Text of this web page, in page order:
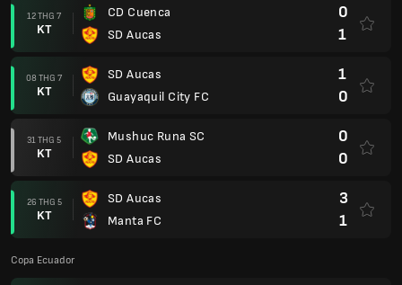
12 THG 7
KT
CD Cuenca
SD Aucas
0
1
08 THG 7
KT
SD Aucas
Guayaquil City FC
1
0
31 THG 5
KT
Mushuc Runa SC
SD Aucas
0
0
26 THG 5
KT
SD Aucas
Manta FC
3
1
Copa Ecuador